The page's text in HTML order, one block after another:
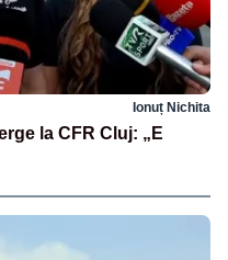
Ionuț Nichita
la CFR Cluj: „E